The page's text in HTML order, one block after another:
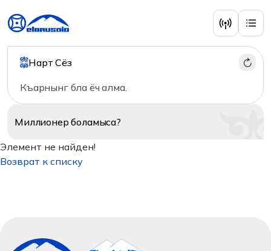
Нарт Сёз
Къарнынг бла ёч алма.
Миллионерболамыса?
Элемент не найден!
Возврат к списку